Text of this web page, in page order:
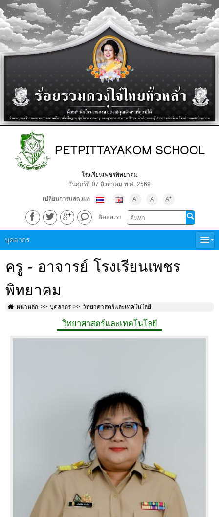
PETPITTAYAKOM SCHOOL
โรงเรียนเพชรพิทยาคม
วันศุกร์ที่ 07 สิงหาคม พ.ศ. 2569
เปลี่ยนการแสดงผล
A- A A+
ติดต่อเรา
บุคลากร
ครู - อาจารย์ โรงเรียนเพชร
พิทยาคม
หน้าหลัก บุคลากร วิทยาศาสตร์และเทคโนโลยี
วิทยาศาสตร์และเทคโนโลยี